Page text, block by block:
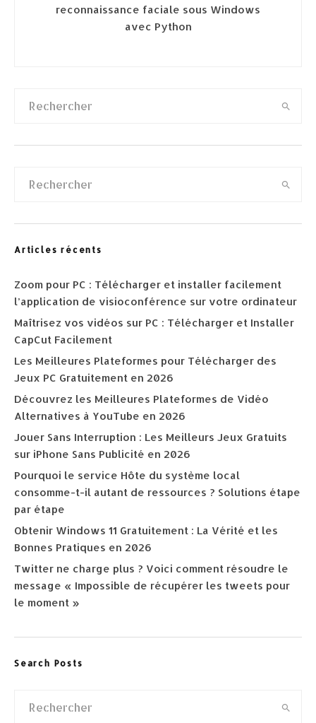
reconnaissance faciale sous Windows
avec Python
Articles récents
Zoom pour PC : Télécharger et installer facilement
l’application de visioconférence sur votre ordinateur
Maîtrisez vos vidéos sur PC : Télécharger et Installer
CapCut Facilement
Les Meilleures Plateformes pour Télécharger des
Jeux PC Gratuitement en 2026
Découvrez les Meilleures Plateformes de Vidéo
Alternatives à YouTube en 2026
Jouer Sans Interruption : Les Meilleurs Jeux Gratuits
sur iPhone Sans Publicité en 2026
Pourquoi le service Hôte du système local
consomme-t-il autant de ressources ? Solutions étape
par étape
Obtenir Windows 11 Gratuitement : La Vérité et les
Bonnes Pratiques en 2026
Twitter ne charge plus ? Voici comment résoudre le
message « Impossible de récupérer les tweets pour
le moment »
Search Posts